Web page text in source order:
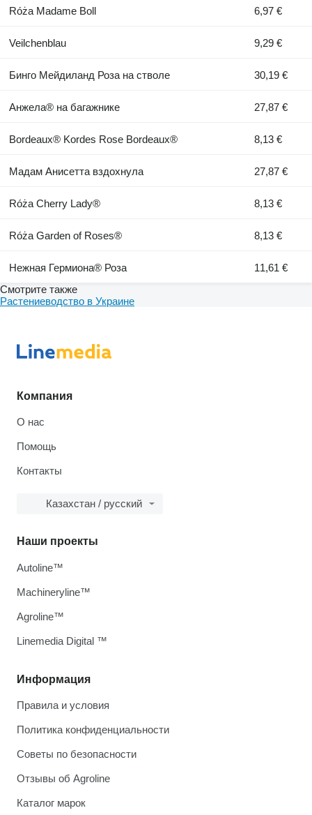
Róża Madame Boll 6,97 €
Veilchenblau 9,29 €
Бинго Мейдиланд Роза на стволе 30,19 €
Анжела® на багажнике 27,87 €
Bordeaux® Kordes Rose Bordeaux® 8,13 €
Мадам Анисетта вздохнула 27,87 €
Róża Cherry Lady® 8,13 €
Róża Garden of Roses® 8,13 €
Нежная Гермиона® Роза
11,61 €
Смотрите также
Растениеводство в Украине
Компания
О нас
Помощь
Контакты
Казахстан / русский
Информация
Правила и условия
Политика конфиденциальности
Советы по безопасности
Отзывы об Agroline
Каталог марок
Наши проекты
Autoline™
Machineryline™
Agroline™
Linemedia Digital ™